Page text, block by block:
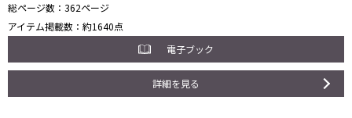
総ページ数
362ページ
アイテム掲載数
約1640点
電子ブック
詳細を見る